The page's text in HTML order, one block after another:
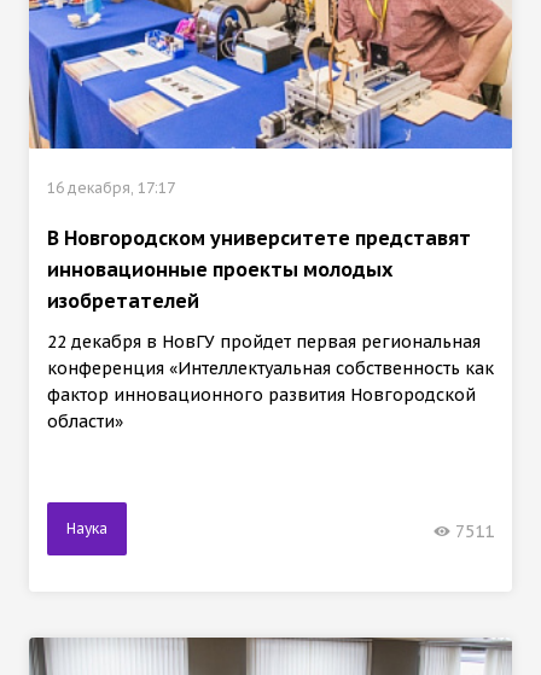
16 декабря, 17:17
В Новгородском университете представят
инновационные проекты молодых
изобретателей
22 декабря в НовГУ пройдет первая региональная
конференция «Интеллектуальная собственность как
фактор инновационного развития Новгородской
области»
Наука 7511